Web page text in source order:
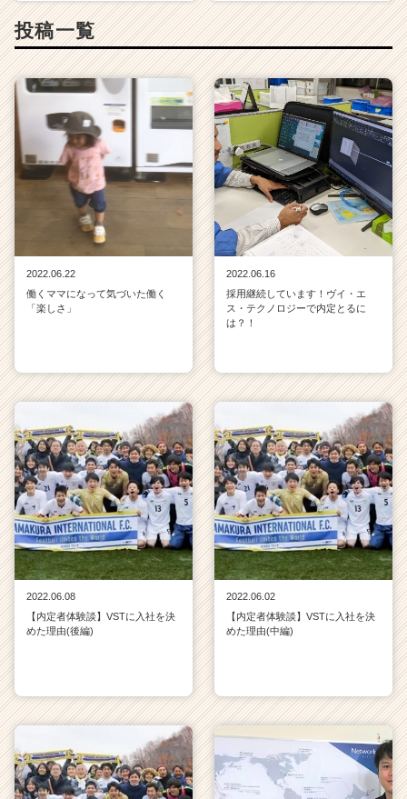
キ
ャ
ア
（C
e
e
e
投稿一覧
2022.06.22
働くママになって気づいた働く
「楽しさ」
2022.06.16
採用継続しています！ヴイ・エ
ス・テクノロジーで内定とるに
は？！
2022.06.08
【内定者体験談】VSTに入社を決
めた理由(後編)
2022.06.02
【内定者体験談】VSTに入社を決
めた理由(中編)